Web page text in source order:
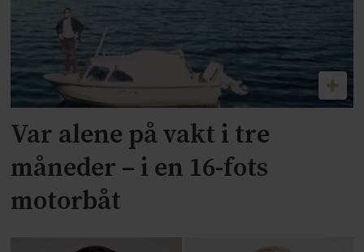
Var alene på vakt i tre
måneder – i en 16-fots
motorbåt